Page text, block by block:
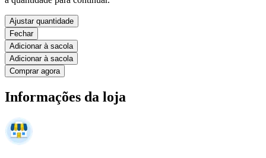
Ajustar quantidade
Fechar
Adicionar à sacola
Adicionar à sacola
Comprar agora
Informações da loja